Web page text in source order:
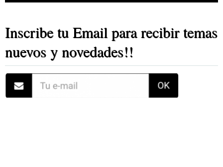
Inscribe tu Email para recibir temas
nuevos y novedades!!